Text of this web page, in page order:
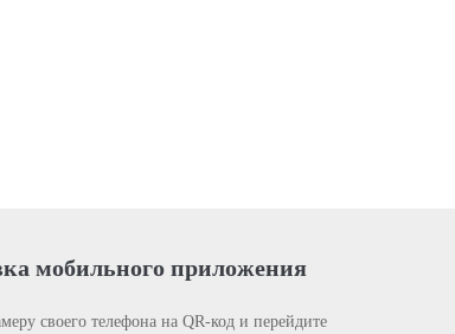
мобильного приложения
своего телефона на QR-код и перейдите